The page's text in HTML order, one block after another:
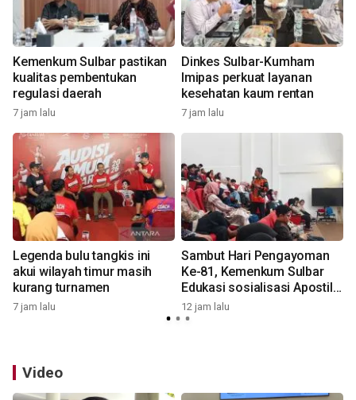
Kemenkum Sulbar pastikan
kualitas pembentukan
regulasi daerah
7 jam lalu
Dinkes Sulbar-Kumham
Imipas perkuat layanan
kesehatan kaum rentan
7 jam lalu
Legenda bulu tangkis ini
akui wilayah timur masih
kurang turnamen
7 jam lalu
Sambut Hari Pengayoman
Ke-81, Kemenkum Sulbar
Edukasi sosialisasi Apostille
di Unsulbar
12 jam lalu
Video